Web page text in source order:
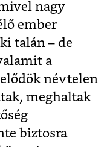
nagy
ember
talán – de
a
névtelen
meghaltak
biztosra